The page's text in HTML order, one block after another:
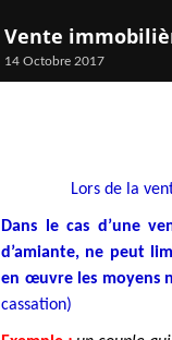
Vente
14 Octobre 2017
Lors de la
Dans le cas d’une
d’amiante, ne peut
en œuvre les moyens
cassation)